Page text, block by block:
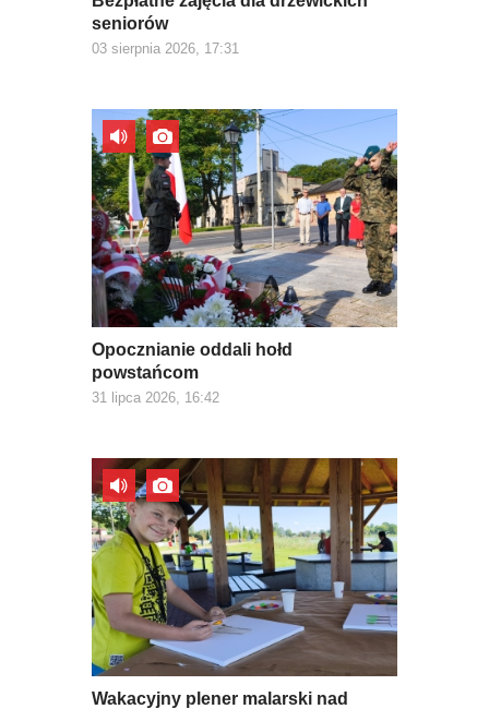
seniorów
03 sierpnia 2026, 17:31
Opocznianie oddali hołd
powstańcom
31 lipca 2026, 16:42
Wakacyjny plener malarski nad